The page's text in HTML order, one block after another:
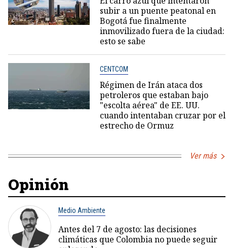
subir a un puente peatonal en
Bogotá fue finalmente
inmovilizado fuera de la ciudad:
esto se sabe
CENTCOM
Régimen de Irán ataca dos
petroleros que estaban bajo
"escolta aérea" de EE. UU.
cuando intentaban cruzar por el
estrecho de Ormuz
Ver más
Opinión
Medio Ambiente
Antes del 7 de agosto: las decisiones
climáticas que Colombia no puede seguir